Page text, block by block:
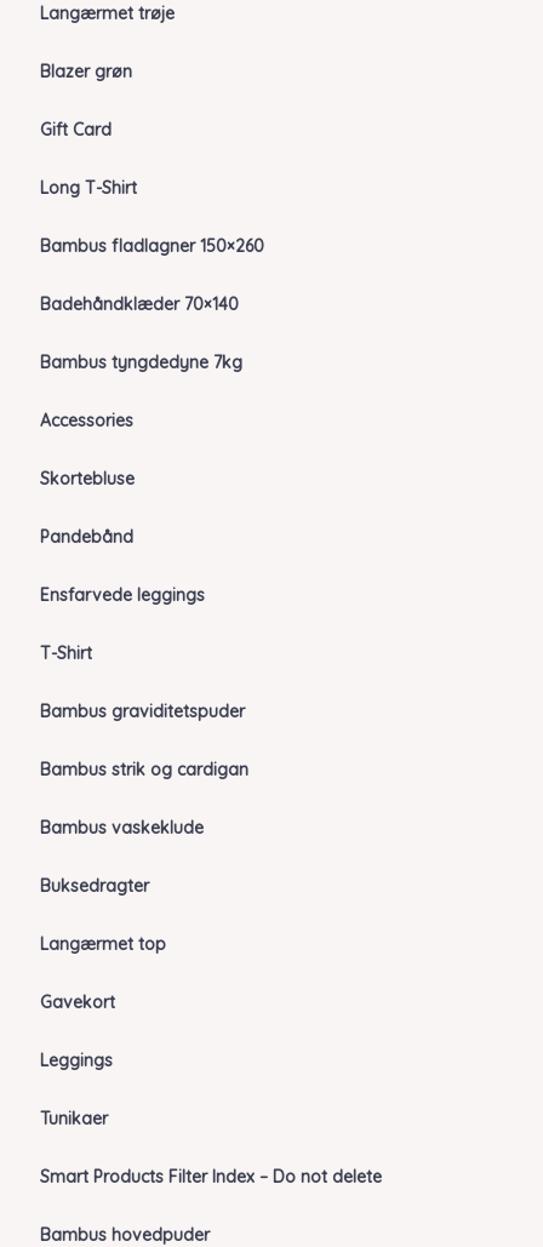
Langærmet trøje
Blazer grøn
Gift Card
Long T-Shirt
Bambus fladlagner 150×260
Badehåndklæder 70×140
Bambus tyngdedyne 7kg
Accessories
Skortebluse
Pandebånd
Ensfarvede leggings
T-Shirt
Bambus graviditetspuder
Bambus strik og cardigan
Bambus vaskeklude
Buksedragter
Langærmet top
Gavekort
Leggings
Tunikaer
Smart Products Filter Index – Do not delete
Bambus hovedpuder